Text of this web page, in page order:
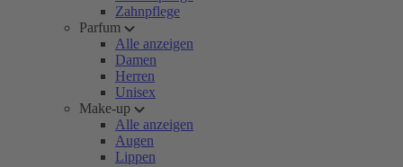
Zahnpflege
Parfum
Alle anzeigen
Damen
Herren
Unisex
Make-up
Alle anzeigen
Augen
Lippen